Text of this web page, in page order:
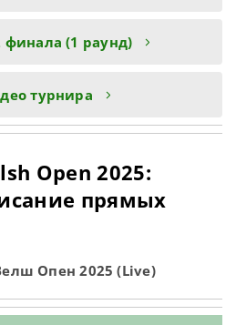
финала (1 раунд)
турнира
Open 2025:
прямых
Опен 2025 (Live)